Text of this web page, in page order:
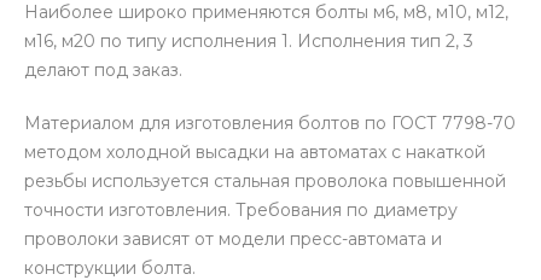
Наиболее широко применяются болты м6, м8, м10, м12,
м16, м20 по типу исполнения 1. Исполнения тип 2, 3
делают под заказ.
Материалом для изготовления болтов по ГОСТ 7798-70
методом холодной высадки на автоматах с накаткой
резьбы используется стальная проволока повышенной
точности изготовления. Требования по диаметру
проволоки зависят от модели пресс-автомата и
конструкции болта.